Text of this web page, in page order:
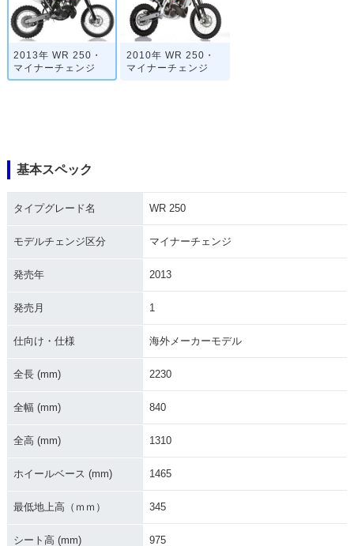
2013年 WR 250・
マイナーチェンジ
2010年 WR 250・
マイナーチェンジ
基本スペック
タイプグレード名 WR 250
モデルチェンジ区分 マイナーチェンジ
発売年 2013
発売月 1
仕向け・仕様 海外メーカーモデル
全長 (mm) 2230
全幅 (mm) 840
全高 (mm) 1310
ホイールベース (mm) 1465
最低地上高（ｍｍ） 345
シート高 (mm) 975